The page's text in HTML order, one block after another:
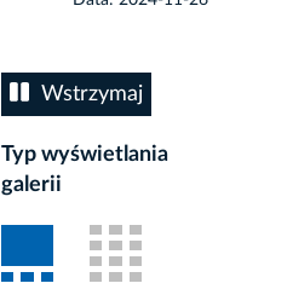
Wstrzymaj
Typ wyświetlania
galerii